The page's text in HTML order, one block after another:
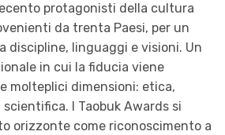
protagonisti della cultura
da trenta Paesi, per un
discipline, linguaggi e visioni. Un
in cui la fiducia viene
molteplici dimensioni: etica,
I Taobuk Awards si
orizzonte come riconoscimento a